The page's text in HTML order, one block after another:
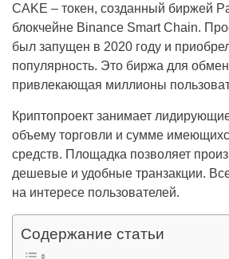
CAKE – токен, созданный биржей
блокчейне Binance Smart Chain.
был запущен в 2020 году и
популярность. Это биржа для
привлекающая миллионы
Криптопроект занимает
объему торговли и сумме
средств. Площадка позволяет
дешевые и удобные транзакции.
на интересе пользователей.
Содержание статьи